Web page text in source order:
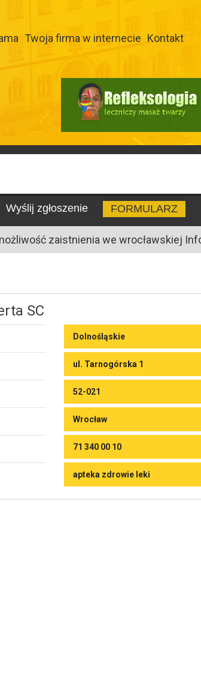
Twoja firma w internecie Kontakt
Wyślij zgłoszenie FORMULARZ
zaistnienia we wrocławskiej
SC
Dolnośląskie
ul. Tarnogórska 1
52-021
Wrocław
71 340 00 10
apteka zdrowie leki